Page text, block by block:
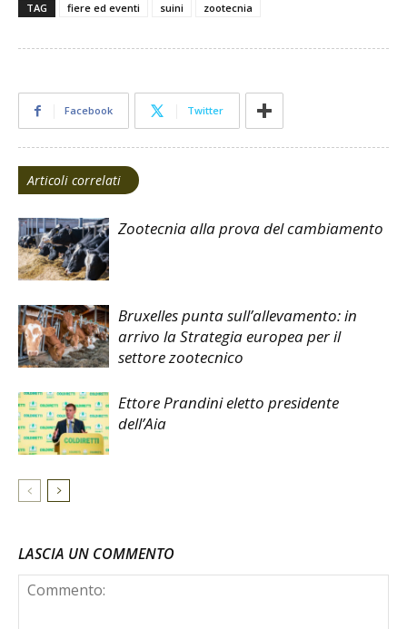
TAG fiere ed eventi suini zootecnia
Facebook Twitter
Articoli correlati
Zootecnia alla prova del cambiamento
Bruxelles punta sull’allevamento: in
arrivo la Strategia europea per il
settore zootecnico
Ettore Prandini eletto presidente
dell’Aia
LASCIA UN COMMENTO